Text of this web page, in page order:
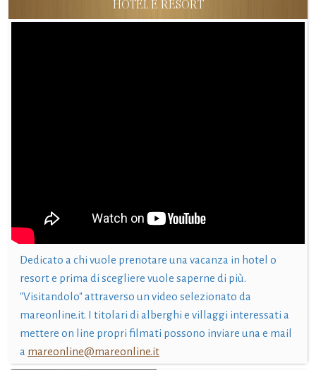
HOTEL E RESORT
Dedicato a chi vuole prenotare una vacanza in hotel o
resort e prima di scegliere vuole saperne di più.
"Visitandolo" attraverso un video selezionato da
mareonline.it. I titolari di alberghi e villaggi interessati a
mettere on line propri filmati possono inviare una e mail
a mareonline@mareonline.it